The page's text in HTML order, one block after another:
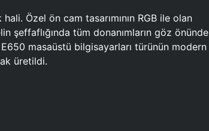
hali. Özel ön cam tasarımının RGB ile olan
şeffaflığında tüm donanımların göz önünde
masaüstü bilgisayarları türünün modern
üretildi.